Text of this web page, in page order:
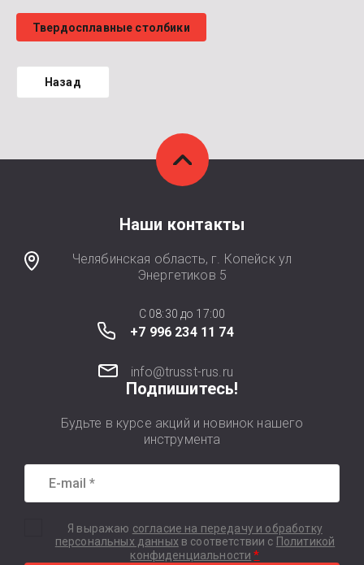
Твердосплавные столбики
Назад
Наши контакты
Челябинская область, г. Копейск ул
Энергетиков 5
C 08:30 до 17:00
+7 996 234 11 74
info@trusst-rus.ru
Подпишитесь!
Будьте в курсе акций и новинок нашего
инструмента
Я выражаю согласие на передачу и обработку
персональных данных в соответствии с Политикой
конфиденциальности *